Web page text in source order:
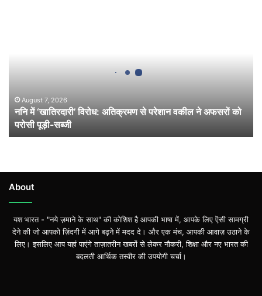
वकील
अफसरों
को
सब्जी
August 7, 2026
ननि में ‘खातिरदारी’ विरोध: अतिक्रमण से परेशान वकील ने अफसरों को
परोसी पूड़ी-सब्जी
About
यश भारत - "नये ज़माने के साथ" की कोशिश है आपकी भाषा में, आपके लिए ऎसी सामग्री
देने की जो आपको ज़िंदगी में आगे बढ़ने में मदद दे। और एक मंच, आपकी आवाज़ उठाने के
लिए। इसलिए आप यहां पाएंगे ताज़ातरीन खबरों से लेकर नौकरी, शिक्षा और नए भारत की
बदलती आर्थिक तस्वीर की उपयोगी चर्चा।